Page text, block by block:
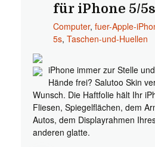
für iPhone 5/
Computer, fuer-Apple-
5s, Taschen-und-Huellen
iPhone immer zur Stelle
Hände frei? Salutoo Skin
Wunsch. Die Haftfolie hält Ihr
Fliesen, Spiegelflächen, dem
Autos, dem Displayrahmen
anderen glatte.